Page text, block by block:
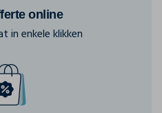
online
in enkele klikken